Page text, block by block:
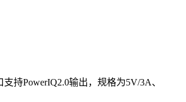
持PowerIQ2.0输出，规格为5V/3A、